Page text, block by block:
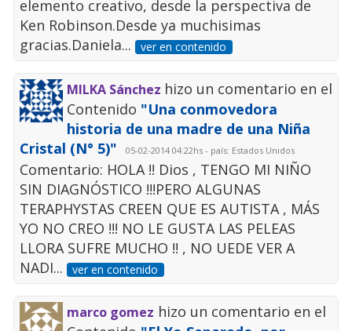
elemento creativo, desde la perspectiva de
Ken Robinson.Desde ya muchisimas
gracias.Daniela...
ver en contenido
MILKA Sánchez hizo un comentario en el
Contenido "Una conmovedora
historia de una madre de una Niña
Cristal (N° 5)"
05-02-2014 04:22hs - país: Estados Unidos
Comentario: HOLA !! Dios , TENGO MI NIÑO
SIN DIAGNÓSTICO !!!PERO ALGUNAS
TERAPHYSTAS CREEN QUE ES AUTISTA , MÁS
YO NO CREO !!! NO LE GUSTA LAS PELEAS
LLORA SUFRE MUCHO !! , NO UEDE VER A
NADI...
ver en contenido
marco gomez hizo un comentario en el